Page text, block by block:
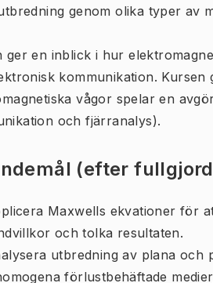
genom olika typer av
ger en inblick i hur
kommunikation.
vågor spelar en
och fjärranalys).
(efter
Maxwells ekvationer för
och tolka resultaten.
utbredning av plana och
förlustbehäftade